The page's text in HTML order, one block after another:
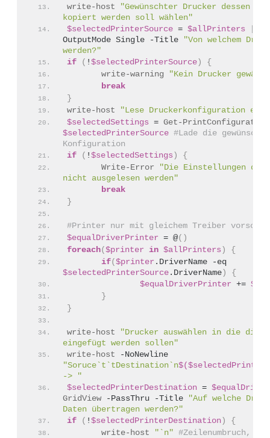
write-host
"Gewünschter Drucker dessen
kopiert werden soll wählen"
$selectedPrinterSource = $allPrinters
OutputMode Single -Title
"Von welchem
werden?"
if
( ! $selectedPrinterSource )
{
write-warning
"Kein Drucker
break
}
write-host
"Lese Druckerkonfiguration ein"
$selectedSettings = Get-PrintConfiguration
$selectedPrinterSource #Lade die
Konfiguration
if
( ! $selectedSettings )
{
Write-Error
"Die Einstellungen des
nicht ausgelesen werden"
break
}
#Printer nur mit gleichem Treiber
$equalDriverPrinter = @()
foreach( $printer in $allPrinters )
{
if( $printer
$selectedPrinterSource .DriverName )
{
$equalDriverPrinter +=
}
}
write-host
"Drucker auswählen in die die
eingefügt werden sollen"
write-host
"Soruce`t`tDestination`n
-> "
$selectedPrinterDestination =
GridView -PassThru -Title
"Auf welche
Daten übertragen werden?"
if
( ! $selectedPrinterDestination )
{
write-host
"`n" #Zeilenumbruch,